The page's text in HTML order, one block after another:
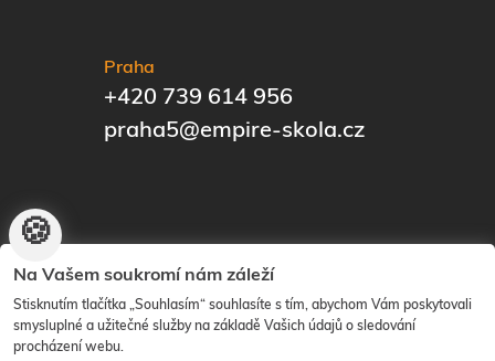
Praha
+420 739 614 956
praha5@empire-skola.cz
🍪
Na Vašem soukromí nám záleží
Stisknutím tlačítka „Souhlasím“ souhlasíte s tím, abychom Vám poskytovali
smysluplné a užitečné služby na základě Vašich údajů o sledování
procházení webu.